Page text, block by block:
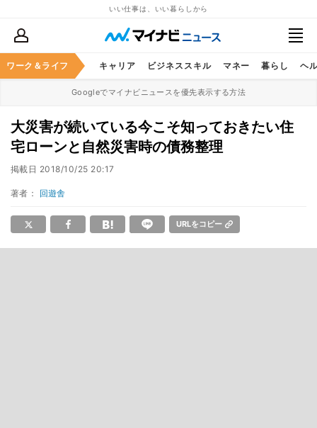
いい仕事は、いい暮らしから
ワーク＆ライフ キャリア ビジネススキル マネー 暮らし ヘ
Googleでマイナビニュースを優先表示する方法
大災害が続いている今こそ知っておきたい住
宅ローンと自然災害時の債務整理
掲載日 2018/10/25 20:17
著者： 回遊舎
URLをコピー